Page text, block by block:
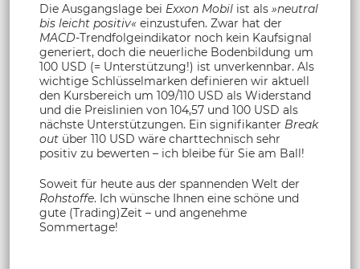
Die Ausgangslage bei Exxon Mobil ist als »neutral
bis leicht positiv« einzustufen. Zwar hat der
MACD-Trendfolgeindikator noch kein Kaufsignal
generiert, doch die neuerliche Bodenbildung um
100 USD (= Unterstützung!) ist unverkennbar. Als
wichtige Schlüsselmarken definieren wir aktuell
den Kursbereich um 109/110 USD als Widerstand
und die Preislinien von 104,57 und 100 USD als
nächste Unterstützungen. Ein signifikanter Break
out über 110 USD wäre charttechnisch sehr
positiv zu bewerten – ich bleibe für Sie am Ball!
Soweit für heute aus der spannenden Welt der
Rohstoffe. Ich wünsche Ihnen eine schöne und
gute (Trading)Zeit – und angenehme
Sommertage!